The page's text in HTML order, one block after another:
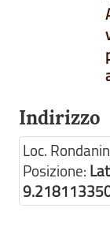
Indirizzo
Loc.
Posizione: